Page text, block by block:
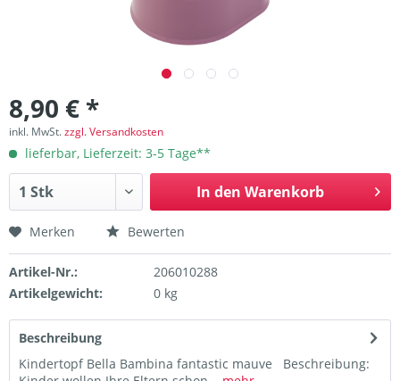
8,90 € *
inkl. MwSt.zzgl. Versandkosten
lieferbar, Lieferzeit: 3-5 Tage**
In den Warenkorb
Merken Bewerten
Artikel-Nr.:
206010288
Artikelgewicht:
0 kg
Beschreibung
Kindertopf Bella Bambina fantastic mauve Beschreibung: